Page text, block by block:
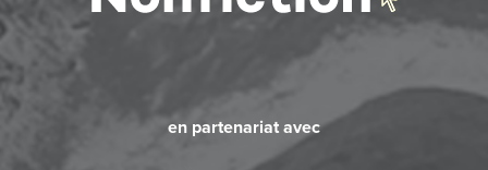
en partenariat avec